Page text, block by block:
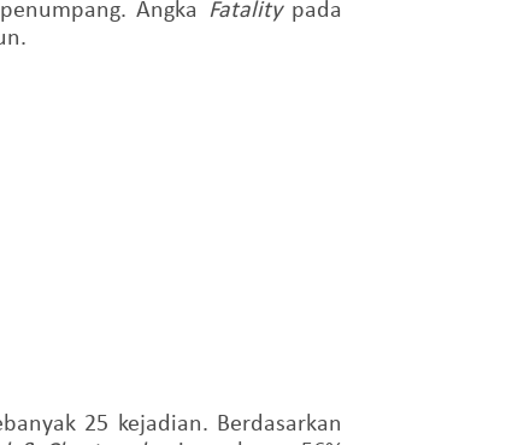
Angka Fatality pada
25 kejadian. Berdasarkan